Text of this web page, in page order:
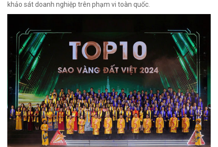
khảo sát doanh nghiệp trên phạm vi toàn quốc.